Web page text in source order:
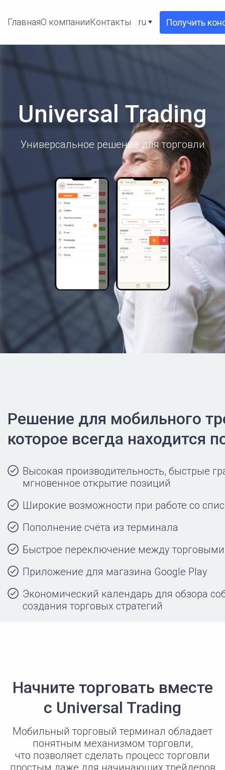
ГлавнаяО компанииКонтакты ru Получить
Universal Trading
Универсальное решение для торговли
Решение для мобильного
которое всегда находится
Высокая производительность, быстрые
мгновенное открытие позиций
Широкие возможности при работе со
Пополнение счёта из терминала
Быстрое переключение между
Приложение для магазина Google Play
Экономический календарь для обзора
создания торговых стратегий
Начните торговать вместе
с Universal Trading
Мобильный торговый терминал обладает
понятным механизмом торговли,
что позволяет сделать процесс торговли
простым даже для начинающих трейдеров